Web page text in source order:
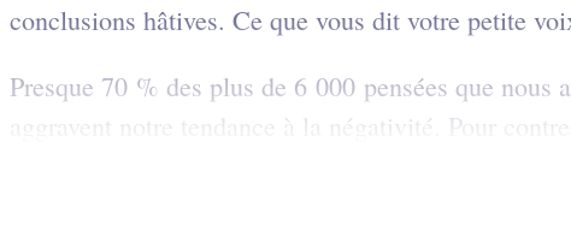
conclusions hâtives. Ce que vous dit votre petite
Presque 70 % des plus de 6 000 pensées que
aggravent notre tendance à la négativité. Pour